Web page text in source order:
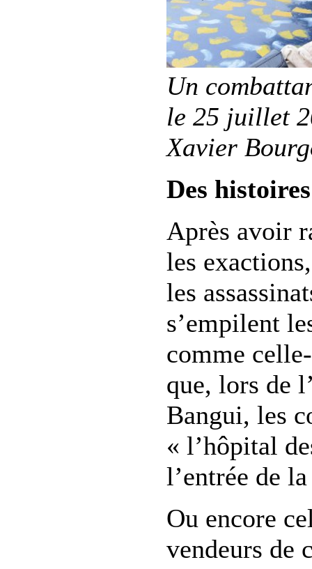
Un
le 25 juillet
Xavier
Des
Après avoir
les
les
s’empilent
comme
que, lors de
Bangui, les
« l’hôpital
l’entrée de
Ou encore
vendeurs de